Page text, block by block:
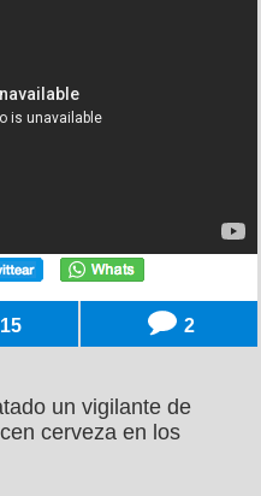
15 2
un vigilante de
cerveza en los